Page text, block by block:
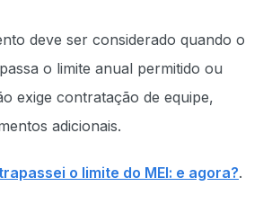
deve ser considerado quando o
o limite anual permitido ou
exige contratação de equipe,
adicionais.
o limite do MEI: e agora?.